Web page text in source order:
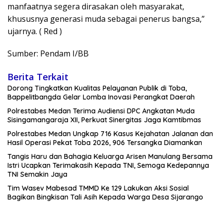
manfaatnya segera dirasakan oleh masyarakat,
khususnya generasi muda sebagai penerus bangsa,”
ujarnya. ( Red )
Sumber: Pendam I/BB
Berita Terkait
Dorong Tingkatkan Kualitas Pelayanan Publik di Toba,
Bappelitbangda Gelar Lomba Inovasi Perangkat Daerah
Polrestabes Medan Terima Audiensi DPC Angkatan Muda
Sisingamangaraja XII, Perkuat Sinergitas Jaga Kamtibmas
Polrestabes Medan Ungkap 716 Kasus Kejahatan Jalanan dan
Hasil Operasi Pekat Toba 2026, 906 Tersangka Diamankan
Tangis Haru dan Bahagia Keluarga Arisen Manulang Bersama
Istri Ucapkan Terimakasih Kepada TNI, Semoga Kedepannya
TNI Semakin Jaya
Tim Wasev Mabesad TMMD Ke 129 Lakukan Aksi Sosial
Bagikan Bingkisan Tali Asih Kepada Warga Desa Sijarango